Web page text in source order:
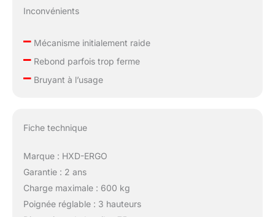
calories qu'avec 10
minutes de vélo, 10
trampoline qu'un
enfant ! Le mini-
Inconvénients
–Mécanisme initialement raide
–Rebond parfois trop ferme
–Bruyant à l’usage
Fiche technique
Marque : HXD-ERGO
Garantie : 2 ans
Charge maximale : 600 kg
Poignée réglable : 3 hauteurs